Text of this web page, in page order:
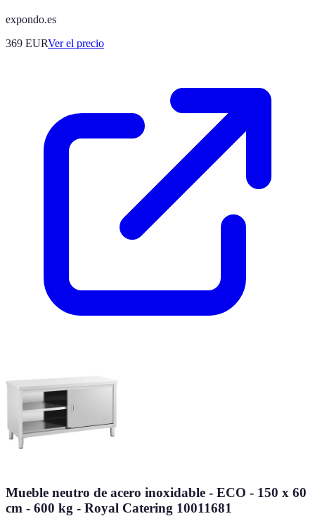
expondo.es
369 EURVer el precio
Mueble neutro de acero inoxidable - ECO - 150 x 60
cm - 600 kg - Royal Catering 10011681